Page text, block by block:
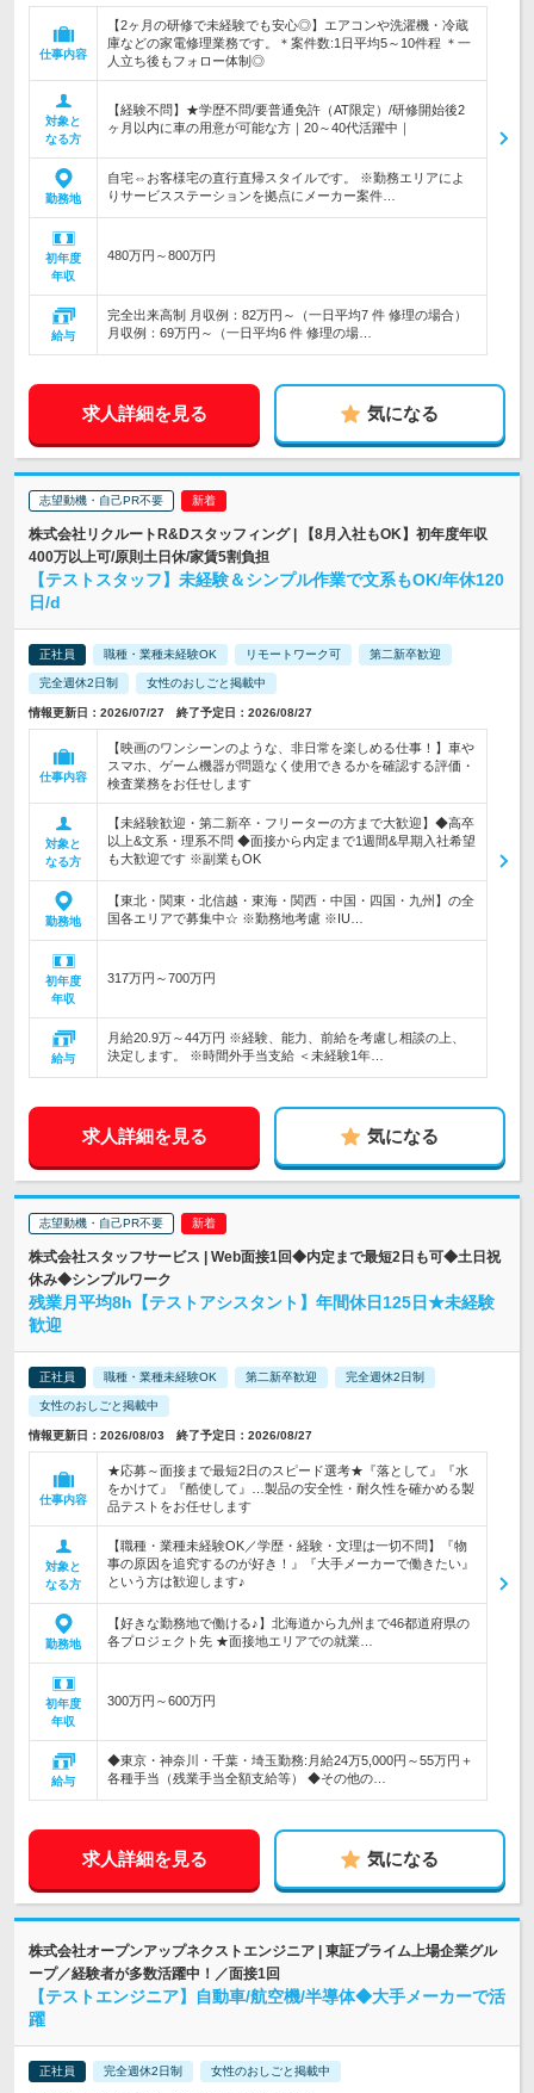
仕事内容
【2ヶ月の研修で未経験でも安心◎】エアコンや洗濯機・冷蔵
庫などの家電修理業務です。＊案件数:1日平均5～10件程 ＊一
人立ち後もフォロー体制◎
対象と
なる方
【経験不問】★学歴不問/要普通免許（AT限定）/研修開始後2
ヶ月以内に車の用意が可能な方｜20～40代活躍中｜
勤務地
自宅⇔お客様宅の直行直帰スタイルです。 ※勤務エリアによ
りサービスステーションを拠点にメーカー案件…
初年度
年収
480万円～800万円
給与
完全出来高制 月収例：82万円～（一日平均7 件 修理の場合）
月収例：69万円～（一日平均6 件 修理の場…
求人詳細を見る 気になる
志望動機・自己PR不要
株式会社リクルートR&Dスタッフィング | 【8月入社もOK】初年度年収
400万以上可/原則土日休/家賃5割負担
【テストスタッフ】未経験＆シンプル作業で文系もOK/年休120
日/d
正社員 職種・業種未経験OK リモートワーク可 第二新卒歓迎
完全週休2日制 女性のおしごと掲載中
情報更新日：2026/07/27 終了予定日：2026/08/27
仕事内容
【映画のワンシーンのような、非日常を楽しめる仕事！】車や
スマホ、ゲーム機器が問題なく使用できるかを確認する評価・
検査業務をお任せします
対象と
なる方
【未経験歓迎・第二新卒・フリーターの方まで大歓迎】◆高卒
以上&文系・理系不問 ◆面接から内定まで1週間&早期入社希望
も大歓迎です ※副業もOK
勤務地
【東北・関東・北信越・東海・関西・中国・四国・九州】の全
国各エリアで募集中☆ ※勤務地考慮 ※IU…
初年度
年収
317万円～700万円
給与
月給20.9万～44万円 ※経験、能力、前給を考慮し相談の上、
決定します。 ※時間外手当支給 ＜未経験1年…
求人詳細を見る 気になる
志望動機・自己PR不要
株式会社スタッフサービス | Web面接1回◆内定まで最短2日も可◆土日祝
休み◆シンプルワーク
残業月平均8h【テストアシスタント】年間休日125日★未経験
歓迎
正社員 職種・業種未経験OK 第二新卒歓迎 完全週休2日制
女性のおしごと掲載中
情報更新日：2026/08/03 終了予定日：2026/08/27
仕事内容
★応募～面接まで最短2日のスピード選考★『落として』『水
をかけて』『酷使して』…製品の安全性・耐久性を確かめる製
品テストをお任せします
対象と
なる方
【職種・業種未経験OK／学歴・経験・文理は一切不問】『物
事の原因を追究するのが好き！』『大手メーカーで働きたい』
という方は歓迎します♪
勤務地
【好きな勤務地で働ける♪】北海道から九州まで46都道府県の
各プロジェクト先 ★面接地エリアでの就業…
初年度
年収
300万円～600万円
給与
◆東京・神奈川・千葉・埼玉勤務:月給24万5,000円～55万円＋
各種手当（残業手当全額支給等） ◆その他の…
求人詳細を見る 気になる
株式会社オープンアップネクストエンジニア | 東証プライム上場企業グル
ープ／経験者が多数活躍中！／面接1回
【テストエンジニア】自動車/航空機/半導体◆大手メーカーで活
躍
正社員 完全週休2日制 女性のおしごと掲載中